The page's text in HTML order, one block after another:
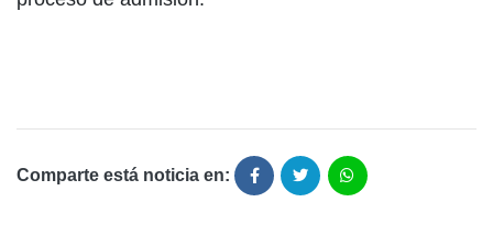
Comparte está noticia en: